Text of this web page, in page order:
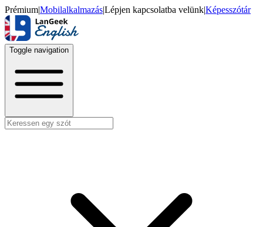
Prémium|Mobilalkalmazás|Lépjen kapcsolatba velünk|Képesszótár
Toggle navigation